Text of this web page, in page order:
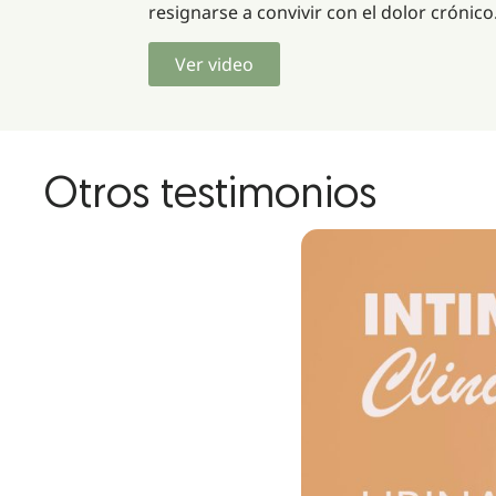
resignarse a convivir con el dolor
Ver video
Otros testimonios